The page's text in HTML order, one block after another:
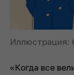
Иллюстрация:
«Когда все